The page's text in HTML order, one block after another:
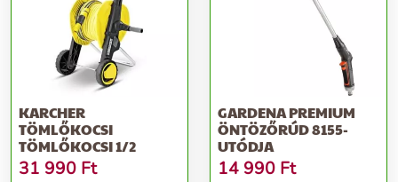
KARCHER
TÖMLŐKOCSI
TÖMLŐKOCSI 1/2
31 990 Ft
GARDENA PREMIUM
ÖNTÖZŐRÚD 8155-
UTÓDJA
14 990 Ft